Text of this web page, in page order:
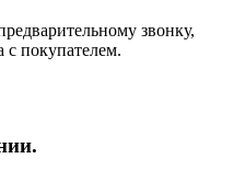
звонку,
с покупателем.